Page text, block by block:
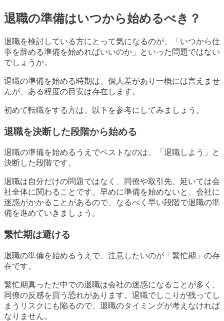
退職の準備はいつから始めるべき？
退職を検討している方にとって気になるのが、「いつから仕
事を辞める準備を始めればいいのか」といった問題ではない
でしょうか。
退職の準備を始める時期は、個人差があり一概には言えませ
んが、ある程度の目安は存在します。
初めて転職をする方は、以下を参考にしてみましょう。
退職を決断した段階から始める
退職の準備を始めるうえでベストなのは、「退職しよう」と
決断した段階です。
退職は自分だけの問題ではなく、同僚や取引先、延いては会
社全体に関わることです。早めに準備を始めないと、会社に
迷惑がかかることがあるので、なるべく早い段階で退職の準
備を進めていきましょう。
繁忙期は避ける
退職の準備を始めるうえで、注意したいのが「繁忙期」の存
在です。
繁忙期真っただ中での退職は会社の迷惑になることが多く、
同僚の反感を買う恐れがあります。退職でしこりが残ってし
まうリスクにも陥るので、退職のタイミングが考えなければ
なりません。